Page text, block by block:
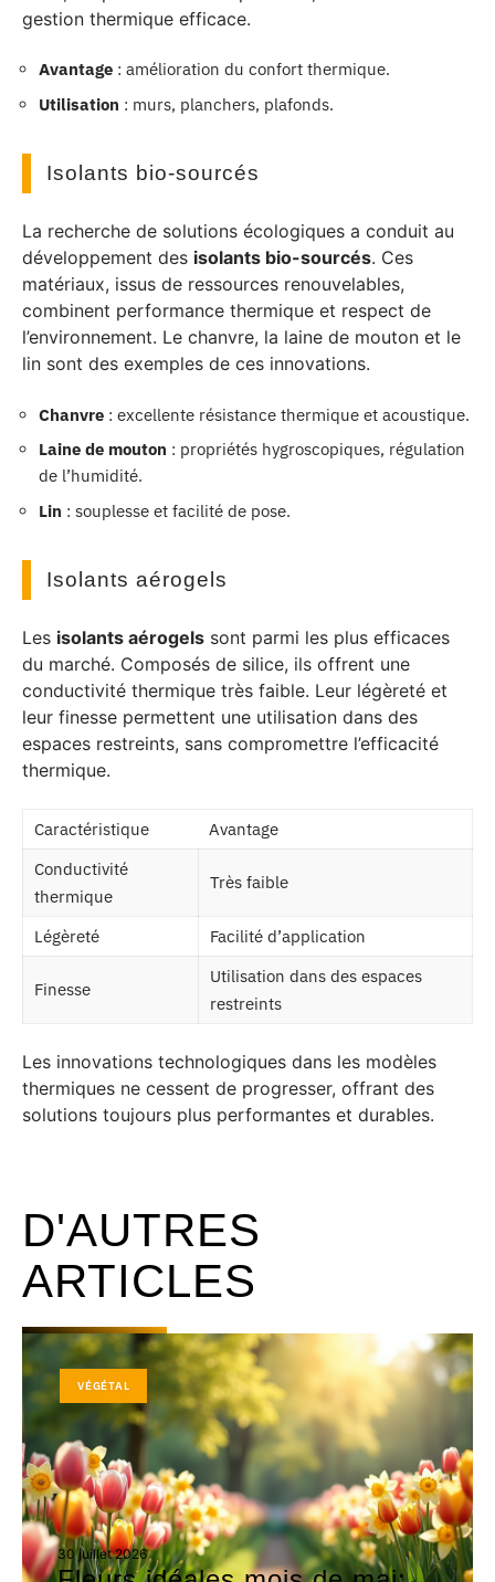
gestion thermique efficace.
Avantage : amélioration du confort thermique.
Utilisation : murs, planchers, plafonds.
Isolants bio-sourcés
La recherche de solutions écologiques a conduit au
développement des isolants bio-sourcés. Ces
matériaux, issus de ressources renouvelables,
combinent performance thermique et respect de
l’environnement. Le chanvre, la laine de mouton et le
lin sont des exemples de ces innovations.
Chanvre : excellente résistance thermique et acoustique.
Laine de mouton : propriétés hygroscopiques, régulation
de l’humidité.
Lin : souplesse et facilité de pose.
Isolants aérogels
Les isolants aérogels sont parmi les plus efficaces
du marché. Composés de silice, ils offrent une
conductivité thermique très faible. Leur légèreté et
leur finesse permettent une utilisation dans des
espaces restreints, sans compromettre l’efficacité
thermique.
Caractéristique
Avantage
Conductivité
thermique
Très faible
Légèreté Facilité d’application
Finesse
Utilisation dans des espaces
restreints
Les innovations technologiques dans les modèles
thermiques ne cessent de progresser, offrant des
solutions toujours plus performantes et durables.
D'AUTRES
ARTICLES
VÉGÉTAL
30 juillet 2026